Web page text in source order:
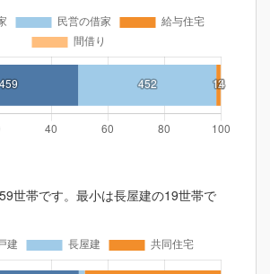
世帯です。最小は長屋建の19世帯で